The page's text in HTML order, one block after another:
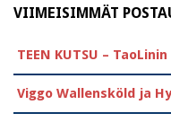
VIIMEISIMMÄT
TEEN KUTSU –
Viggo Wallensköld ja